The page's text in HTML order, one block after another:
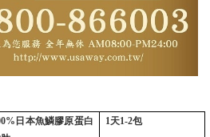
日本魚鱗膠原蛋白
1天1-2包